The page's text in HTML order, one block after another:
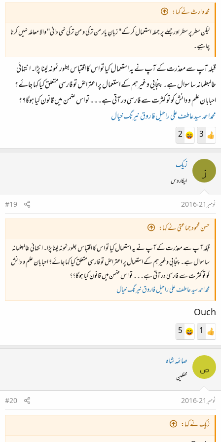
کو ملی جلی کوئی بھی زبان بولنے دیں اور ان کا مذاق اڑائے جانے پر انہیں حوصلہ دیں ورنہ آپ اپنی مادری
زبان کا لہجہ، میں ذخیرہء الفاظ کی بات نہیں کر رہا، اپنی اگلی نسل کو منتقل نہیں کرپائیں گے اور یہ میری
طرح آپ کی ناقابلَ تلافی و ناقابلِ معافی لسانیاتی لغزش ہوگی!
محمد وارث نے کہا:
لیکن سطر پر سطر اور جملے پر جملہ استعمال کر کے" زبانِ یار من ترکی و من ترکی نمی دانی" والا معاملہ نہیں کرنا
چاہیے۔
قبلہ آپ سے معذرت کے آپ نے یہ استعمال کیا تو اس کا اقتباس بطور نمونہ لینا پڑا۔ انتہائی
طالبعلمانہ سا سوال ہے۔ پنجابی وغیرہم کے استعمال پر اعتراض تو فارسی متعلق کیا کہا جائے؟
احبابان علم و دانش کو تو کثرت سے فارسی در آتی ہے۔۔۔ تو اس ضمن میں قانون کیا ہوگا؟؟
محمداحمدسید عاطف علیراحیل فاروقنیرنگ خیال
3
2
ز زیک
ایکاروس
نومبر 21، 2016
#19
حسن محمود جماعتی نے کہا:
قبلہ آپ سے معذرت کے آپ نے یہ استعمال کیا تو اس کا اقتباس بطور نمونہ لینا پڑا۔ انتہائی طالبعلمانہ
سا سوال ہے۔ پنجابی وغیرہم کے استعمال پر اعتراض تو فارسی متعلق کیا کہا جائے؟ احبابان علم و دانش
کو تو کثرت سے فارسی در آتی ہے۔۔۔ تو اس ضمن میں قانون کیا ہوگا؟؟
محمداحمدسید عاطف علیراحیل فاروقنیرنگ خیال
Ouch
1
5
ص صائمہ شاہ
محفلین
نومبر 21، 2016
#20
زیک نے کہا: